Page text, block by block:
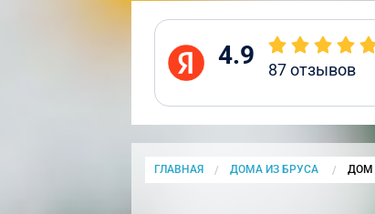
4.9 87отзывов
ГЛАВНАЯ ДОМА ИЗ БРУСА ДОМ